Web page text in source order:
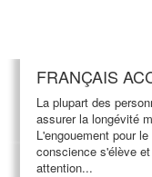
FRANÇAIS
La plupart des
assurer la longévité
L'engouement pour
conscience s'élève
attention...